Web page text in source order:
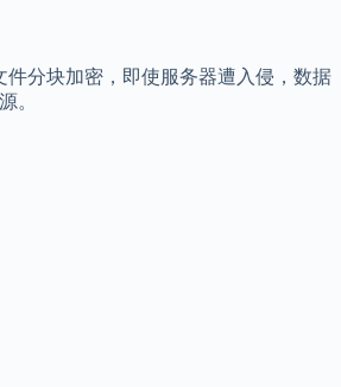
件分块加密，即使服务器遭入侵，数据
。